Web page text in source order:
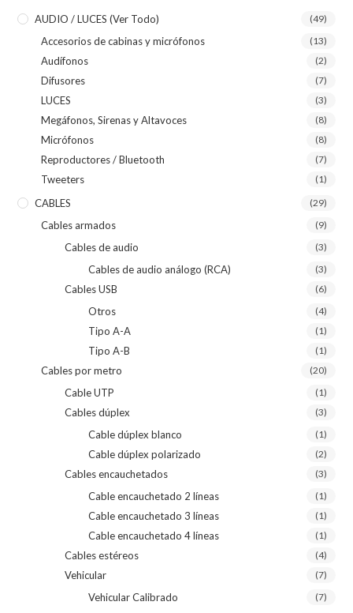
AUDIO / LUCES (ver Todo) (49)
Accesorios de cabinas y micrófonos (13)
Audífonos (2)
Difusores (7)
LUCES (3)
Megáfonos, Sirenas y Altavoces (8)
Micrófonos (8)
Reproductores / Bluetooth (7)
Tweeters (1)
CABLES (29)
Cables armados (9)
Cables de audio (3)
Cables de audio análogo (RCA) (3)
Cables USB (6)
Otros (4)
Tipo A-A (1)
Tipo A-B (1)
Cables por metro (20)
Cable UTP (1)
Cables dúplex (3)
Cable dúplex blanco (1)
Cable dúplex polarizado (2)
Cables encauchetados (3)
Cable encauchetado 2 líneas (1)
Cable encauchetado 3 líneas (1)
Cable encauchetado 4 líneas (1)
Cables estéreos (4)
Vehicular (7)
Vehicular Calibrado (7)